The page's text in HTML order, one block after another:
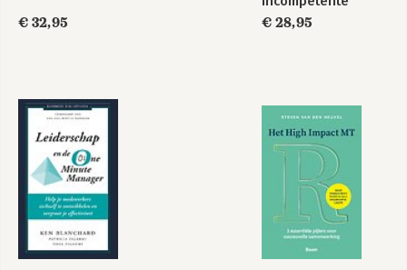
€ 32,95
teams
€ 28,95